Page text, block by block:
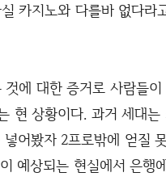
카지노와 다를바 없다라
에 대한 증거로 사람들
현 상황이다. 과거 세대
어봤자 2프로밖에 얻질
예상되는 현실에서 은행